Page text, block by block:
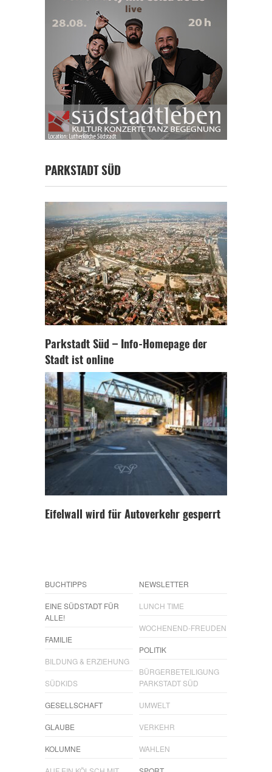
PARKSTADT SÜD
Parkstadt Süd – Info-Homepage der
Stadt ist online
Eifelwall wird für Autoverkehr gesperrt
BUCHTIPPS
EINE SÜDSTADT FÜR
ALLE!
FAMILIE
BILDUNG & ERZIEHUNG
SÜDKIDS
GESELLSCHAFT
GLAUBE
KOLUMNE
NEWSLETTER
LUNCH TIME
WOCHENEND-FREUDEN
POLITIK
BÜRGERBETEILIGUNG
PARKSTADT SÜD
UMWELT
VERKEHR
WAHLEN